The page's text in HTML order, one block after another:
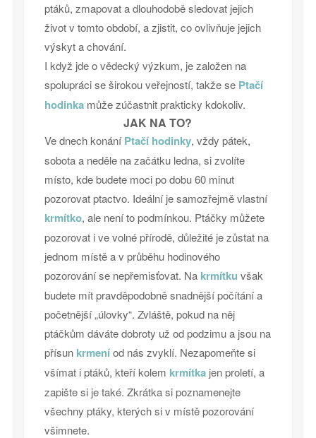
ptáků, zmapovat a dlouhodobě sledovat jejich
život v tomto období, a zjistit, co ovlivňuje jejich
výskyt a chování.
I když jde o vědecký výzkum, je založen na
spolupráci se širokou veřejností, takže se Ptačí
hodinkamůže zúčastnit prakticky kdokoliv.
JAK NA TO?
Ve dnech konáníPtačí hodinky, vždy pátek,
sobota a neděle na začátku ledna, si zvolíte
místo, kde budete moci po dobu 60 minut
pozorovat ptactvo. Ideální je samozřejmě vlastní
krmítko, ale není to podmínkou. Ptáčky můžete
pozorovat i ve volné přírodě, důležité je zůstat na
jednom místě a v průběhu hodinového
pozorování se nepřemisťovat. Na krmítku však
budete mít pravděpodobně snadnější počítání a
početnější „úlovky“. Zvláště, pokud na něj
ptáčkům dáváte dobroty už od podzimu a jsou na
přísun krmeníod nás zvyklí. Nezapomeňte si
všímat i ptáků, kteří kolem krmítkajen proletí, a
zapište si je také. Zkrátka si poznamenejte
všechny ptáky, kterých si v místě pozorování
všimnete.